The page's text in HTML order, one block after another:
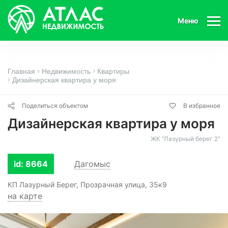
Меню
Главная Недвижимость
Квартиры
Дизайнерская квартира у моря
Поделиться объектом В избранное
Дизайнерская квартира у моря
ЖК "Лазурный берег 2"
id: 8664 Дагомыс
КП Лазурный Берег, Прозрачная улица, 35к9
на карте